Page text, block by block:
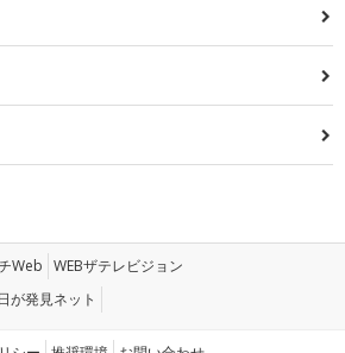
Web WEBザテレビジョン
が発見ネット